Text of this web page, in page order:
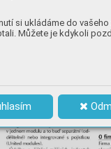
si ukládáme do
Můžete je kdykoli